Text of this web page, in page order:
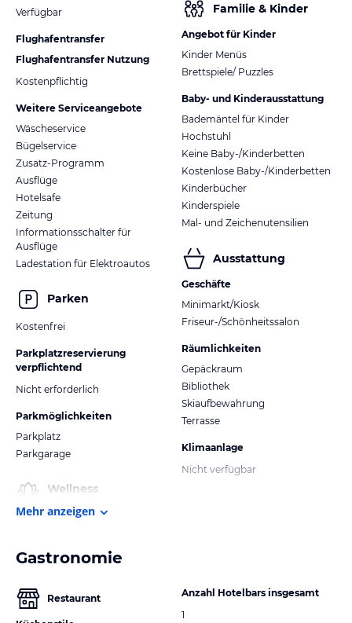
Verfügbar
Flughafentransfer
Flughafentransfer Nutzung
Kostenpflichtig
Weitere Serviceangebote
Wäscheservice
Bügelservice
Zusatz-Programm
Ausflüge
Hotelsafe
Zeitung
Informationsschalter für
Ausflüge
Ladestation für Elektroautos
Parken
Kostenfrei
Parkplatzreservierung
verpflichtend
Nicht erforderlich
Parkmöglichkeiten
Parkplatz
Parkgarage
Wellness
Familie & Kinder
Angebot für Kinder
Kinder Menüs
Brettspiele/ Puzzles
Baby- und Kinderausstattung
Bademäntel für Kinder
Hochstuhl
Keine Baby-/Kinderbetten
Kostenlose Baby-/Kinderbetten
Kinderbücher
Kinderspiele
Mal- und Zeichenutensilien
Ausstattung
Geschäfte
Minimarkt/Kiosk
Friseur-/Schönheitssalon
Räumlichkeiten
Gepäckraum
Bibliothek
Skiaufbewahrung
Terrasse
Klimaanlage
Nicht verfügbar
Mehr anzeigen
Gastronomie
Restaurant
Anzahl Hotelbars insgesamt
1